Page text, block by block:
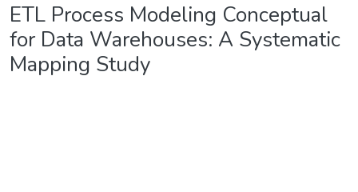
ETL Process Modeling Conceptual
for Data Warehouses: A Systematic
Mapping Study